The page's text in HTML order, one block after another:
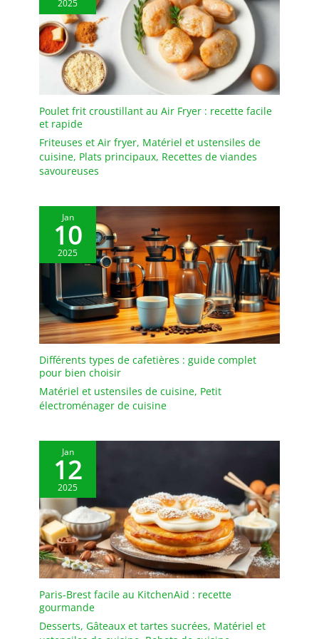
cm, 140 ml) sont parfaits
pour les portions
individuelles. Qu'il
s'agisse d'un gâteau,
d'une quiche, d'une
mousse au chocolat, de
la confiture, du fromage,
du soufflé ou d'une
ces petits ramequins
sont très polyvalents et
Couvercle en silicone
Fresh-Lock et conception
peu encombrante :
chaque ramequin est
livré avec un couvercle
en silicone bien ajusté
qui crée un joint
hermétique — parfait
pour garder les aliments
frais au réfrigérateur ou
transporter des repas
ramequins empilables
aident à économiser de
élégants ramequins en
céramique pour soufflé
ou crème brûlée
apportent une
sophistication
intemporelle grâce à des
courbes raffinées et des
Chaque pièce présente
fabriqués à la main,
2025
Poulet frit croustillant au Air Fryer : recette facile
et rapide
Friteuses et Air fryer, Matériel et ustensiles de
cuisine, Plats principaux, Recettes de viandes
savoureuses
Jan
10
2025
Différents types de cafetières : guide complet
pour bien choisir
Matériel et ustensiles de cuisine, Petit
électroménager de cuisine
Jan
12
2025
Paris-Brest facile au KitchenAid : recette
gourmande
Desserts, Gâteaux et tartes sucrées, Matériel et